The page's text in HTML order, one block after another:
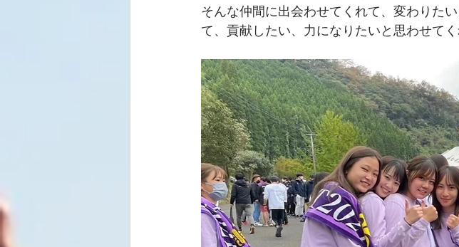
そんな仲間に出会わせてくれて、変わりた
て、貢献したい、力になりたいと思わせてく